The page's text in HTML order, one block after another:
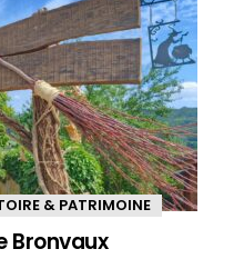
& PATRIMOINE
Bronvaux